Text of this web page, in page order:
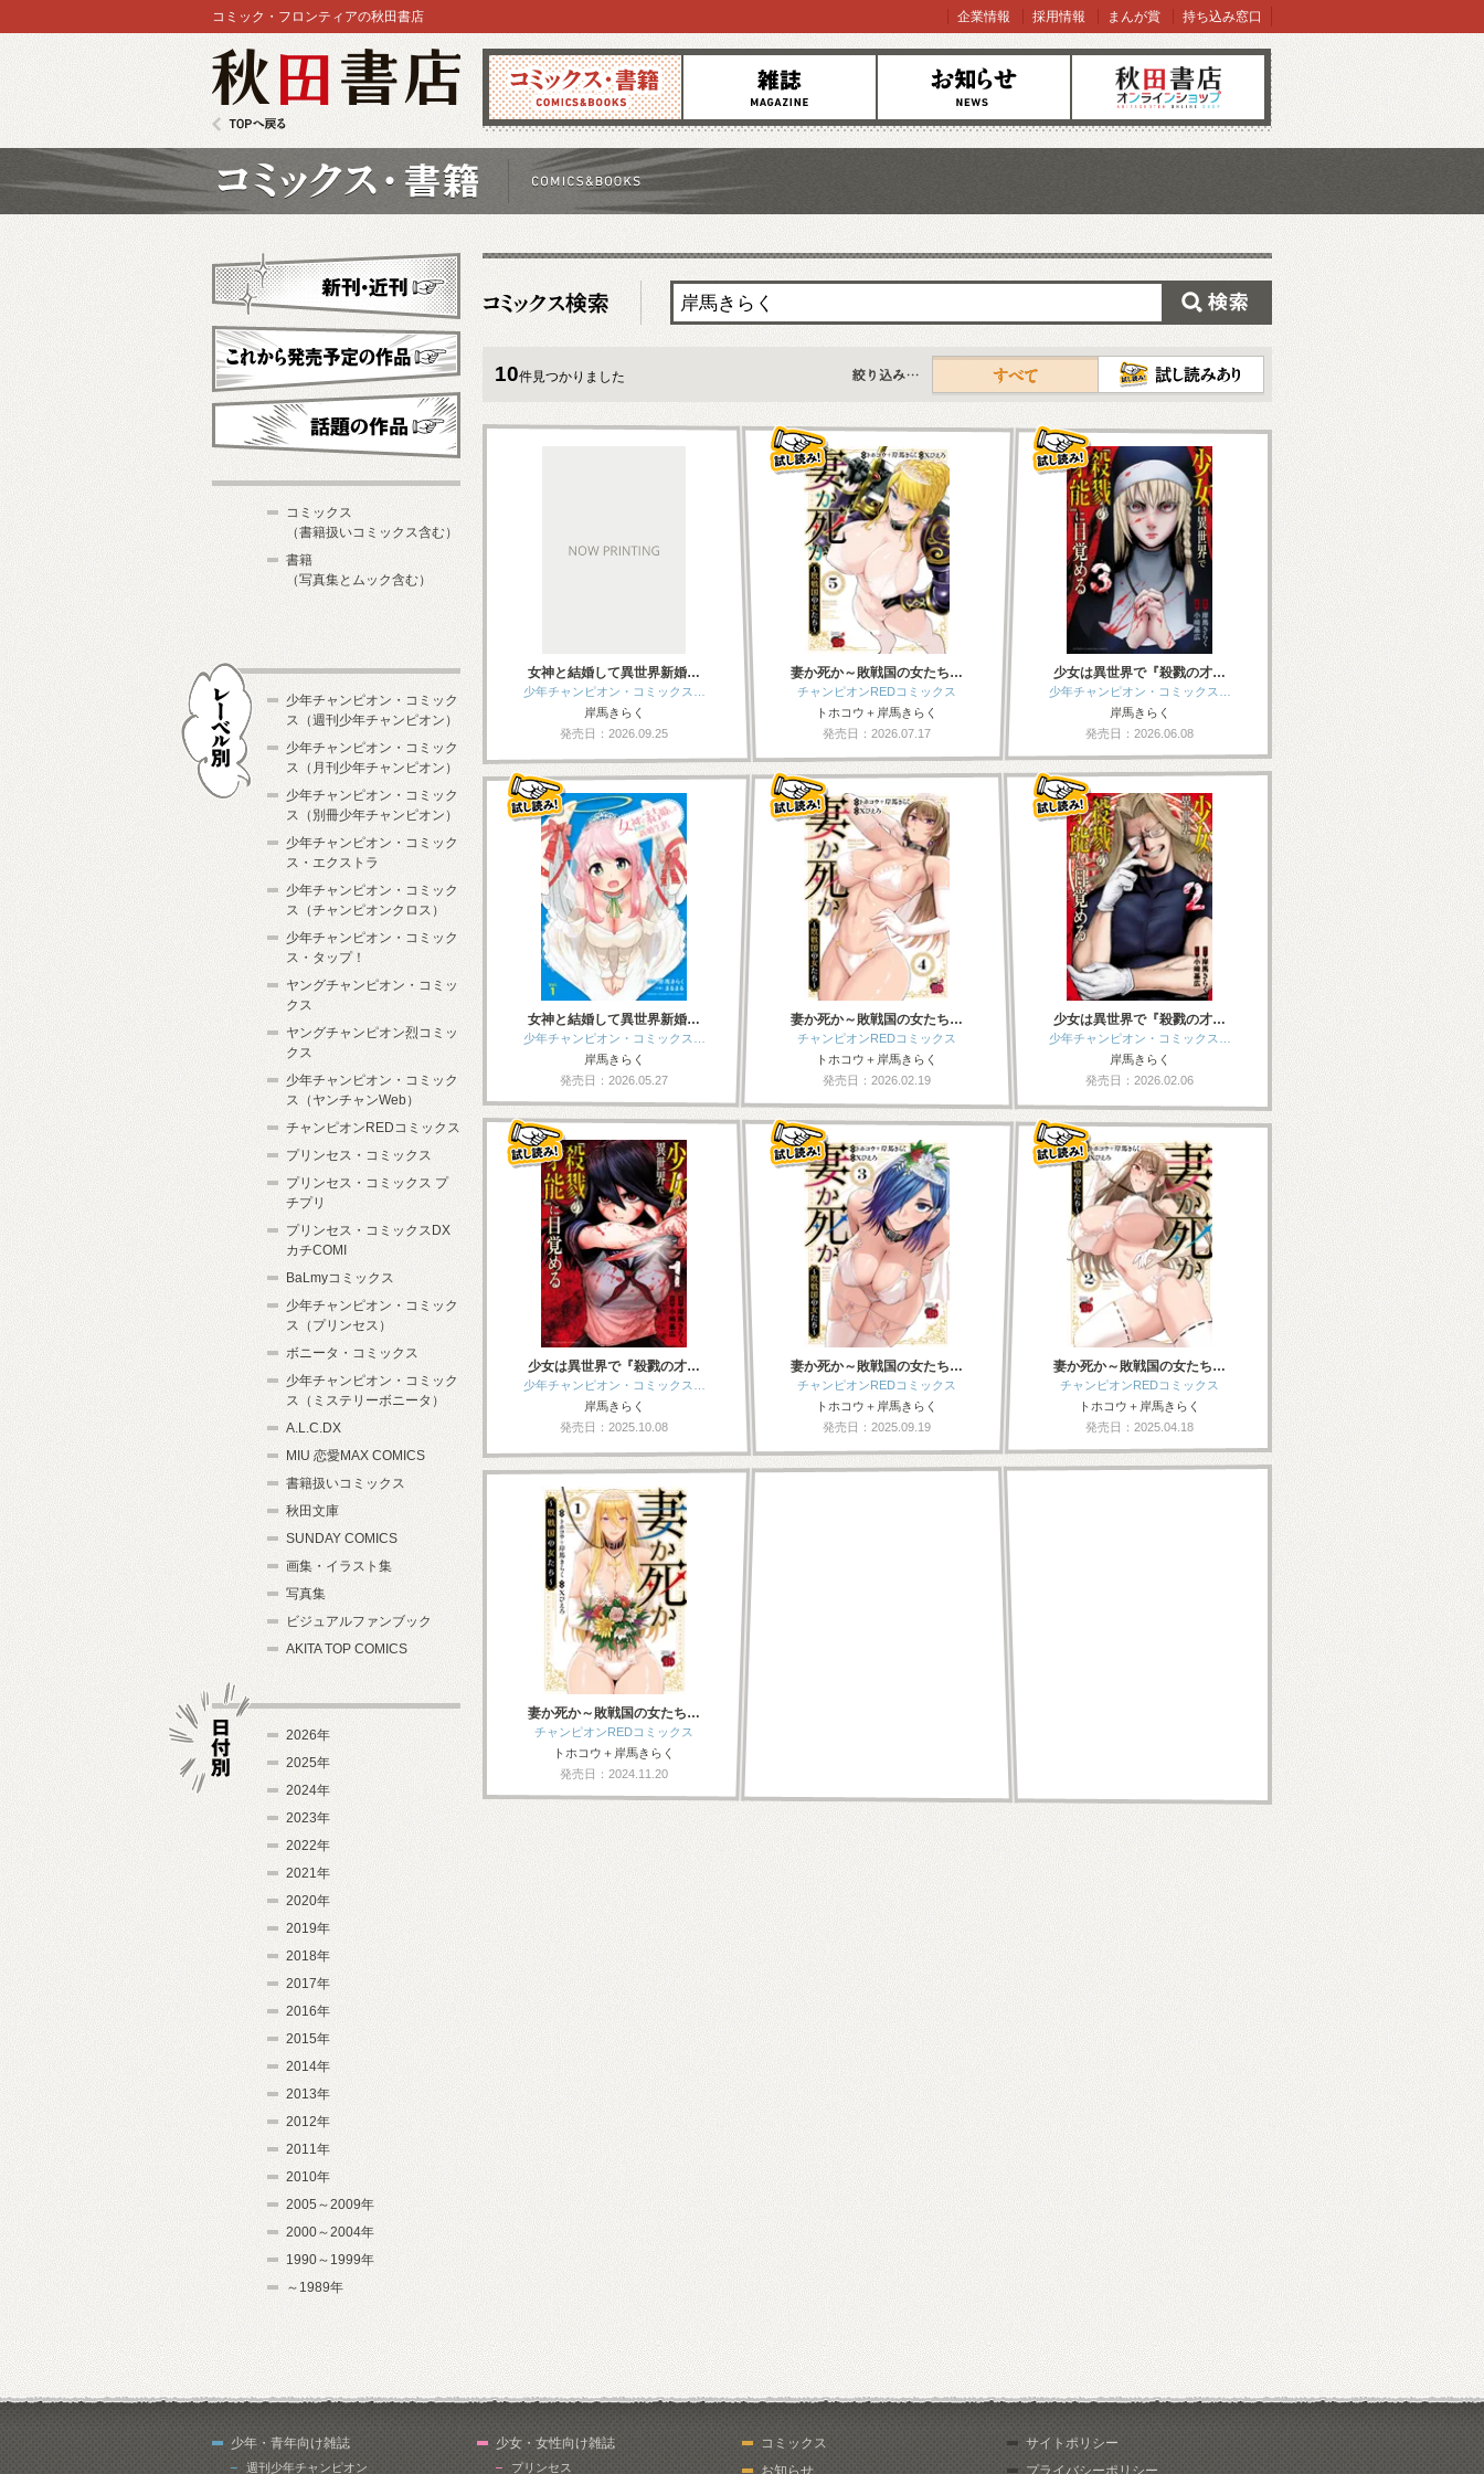
コミックス 雑誌 お知らせ オンラインショップ
コミック・フロンティアの秋田書店 企業情報 採用情報 まんが賞 持ち込み窓口
10件見つかりました
すべて
女神と結婚して異世界新婚…
少年チャンピオン・コミックス…
岸馬きらく
発売日：2026.09.25
妻か死か～敗戦国の女たち…
チャンピオンREDコミックス
トホコウ＋岸馬きらく
発売日：2026.07.17
少女は異世界で『殺戮の才…
少年チャンピオン・コミックス…
岸馬きらく
発売日：2026.06.08
女神と結婚して異世界新婚…
少年チャンピオン・コミックス…
岸馬きらく
発売日：2026.05.27
妻か死か～敗戦国の女たち…
チャンピオンREDコミックス
トホコウ＋岸馬きらく
発売日：2026.02.19
少女は異世界で『殺戮の才…
少年チャンピオン・コミックス…
岸馬きらく
発売日：2026.02.06
少女は異世界で『殺戮の才…
少年チャンピオン・コミックス…
岸馬きらく
発売日：2025.10.08
妻か死か～敗戦国の女たち…
チャンピオンREDコミックス
トホコウ＋岸馬きらく
発売日：2025.09.19
妻か死か～敗戦国の女たち…
チャンピオンREDコミックス
トホコウ＋岸馬きらく
発売日：2025.04.18
妻か死か～敗戦国の女たち…
チャンピオンREDコミックス
トホコウ＋岸馬きらく
発売日：2024.11.20
新刊・近刊
これから発売予定
コミックス
（書籍扱いコミックス含む）
書籍
（写真集とムック含む）
少年チャンピオン・コミック
ス（週刊少年チャンピオン）
少年チャンピオン・コミック
ス（月刊少年チャンピオン）
少年チャンピオン・コミック
ス（別冊少年チャンピオン）
少年チャンピオン・コミック
ス・エクストラ
少年チャンピオン・コミック
ス（チャンピオンクロス）
少年チャンピオン・コミック
ス・タップ！
ヤングチャンピオン・コミッ
クス
ヤングチャンピオン烈コミッ
クス
少年チャンピオン・コミック
ス（ヤンチャンWeb）
チャンピオンREDコミックス
プリンセス・コミックス
プリンセス・コミックス プ
チプリ
プリンセス・コミックスDX
カチCOMI
BaLmyコミックス
少年チャンピオン・コミック
ス（プリンセス）
ボニータ・コミックス
少年チャンピオン・コミック
ス（ミステリーボニータ）
A.L.C.DX
MIU 恋愛MAX COMICS
書籍扱いコミックス
秋田文庫
SUNDAY COMICS
画集・イラスト集
写真集
ビジュアルファンブック
AKITA TOP COMICS
2026年
2025年
2024年
2023年
2022年
2021年
2020年
2019年
2018年
2017年
2016年
2015年
2014年
2013年
2012年
2011年
2010年
2005～2009年
2000～2004年
1990～1999年
～1989年
少年・青年向け雑誌
週刊少年チャンピオン
少女・女性向け雑誌
プリンセス
コミックス
お知らせ
サイトポリシー
プライバシーポリシー